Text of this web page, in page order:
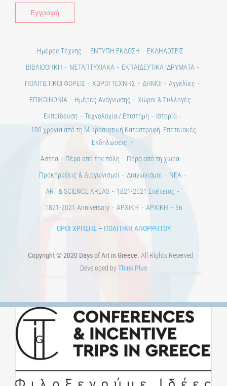
Ημέρες Τέχνης ΕΝΤΥΠΗ ΕΚΔΟΣΗ
ΕΚΔΗΛΩΣΕΙΣ
ΒΙΒΛΙΟΘΗΚΗ
ΜΕΤΑΠΤΥΧΙΑΚΑ
ΕΚΠΑΙΔΕΥΤΙΚΑ ΙΔΡΥΜΑΤΑ
ΠΟΛΙΤΙΣΤΙΚΟΙ ΦΟΡΕΙΣ
ΧΩΡΟΙ ΤΕΧΝΗΣ ΔΗΜΟΙ
Αγγελίες
ΕΠΙΚΟΙΝΩΝΙΑ
Ημέρες Ανάγνωσης
Χώροι & Συλλογές
Εκπαίδευση
Τεχνολογία / Επιστήμη
Ιστορία
100 χρόνια από τη Μικρασιατική Καταστροφή. Επετειακές
Εκδηλώσεις.
Άστεα
Πέρα από την πόλη
Πέρα από τη χώρα
Προκηρύξεις & Διαγωνισμοί
Διαγωνισμοί
ΝΕΑ
ART & SCIENCE AREAS
1821-2021 Επέτειος
1821-2021 Anniversary
ΑΡΧΙΚΗ ΑΡΧΙΚΗ – En
ΟΡΟΙ ΧΡΗΣΗΣ– ΠΟΛΙΤΙΚΗ ΑΠΟΡΡΗΤΟΥ
Copyright © 2020 Days of Art in Greece. All Rights Reserved –
Developed byThink Plus